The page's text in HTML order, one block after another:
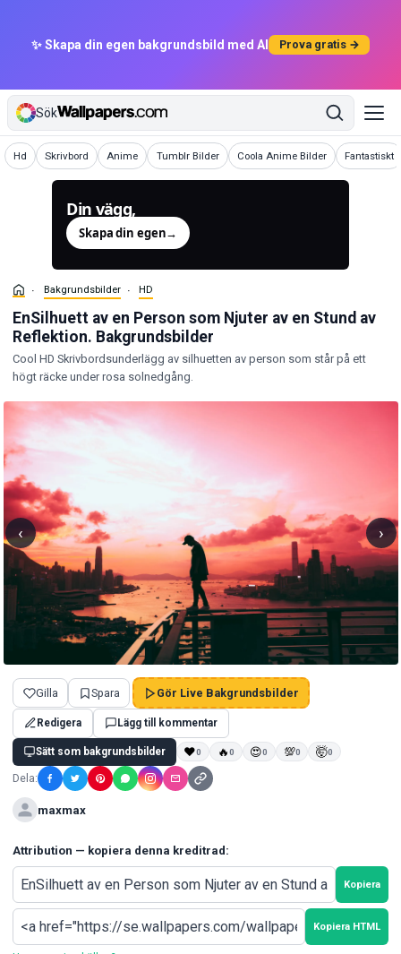
✨ Skapa din egen bakgrundsbild med AI Prova gratis →
Sök
Hd
Bakgrundsbilder
Skrivbord
BakgrundsbilderAnime
BakgrundsbilderTumblr Bilder
Bakgrundsbilder Coola Anime Bilder
Bakgrundsbilder Fantastiskt
Din vägg,
Skapa din egen→
Bakgrundsbilder HD
EnSilhuett av en Person som Njuter av en Stund av
Reflektion. Bakgrundsbilder
Cool HD Skrivbordsunderlägg av silhuetten av person som står på ett
högt räcke under rosa solnedgång.
‹ ›
Gilla Spara Gör Live Bakgrundsbilder
Redigera Lägg till kommentar
Sätt som bakgrundsbilder ❤0 🔥0 😍0 💯0 🤯0
Dela:
maxmax
Attribution — kopiera denna kreditrad:
Kopiera
Kopiera HTML